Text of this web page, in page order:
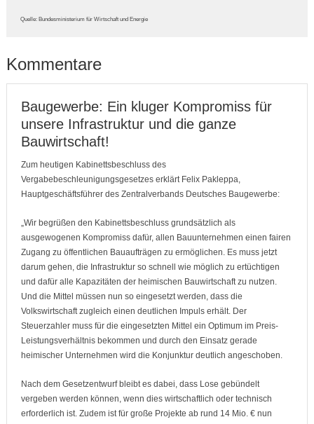
Quelle: Bundesministerium für Wirtschaft und Energie
Kommentare
Baugewerbe: Ein kluger Kompromiss für
unsere Infrastruktur und die ganze
Bauwirtschaft!
Zum heutigen Kabinettsbeschluss des
Vergabebeschleunigungsgesetzes erklärt Felix Pakleppa,
Hauptgeschäftsführer des Zentralverbands Deutsches Baugewerbe:
„Wir begrüßen den Kabinettsbeschluss grundsätzlich als
ausgewogenen Kompromiss dafür, allen Bauunternehmen einen fairen
Zugang zu öffentlichen Bauaufträgen zu ermöglichen. Es muss jetzt
darum gehen, die Infrastruktur so schnell wie möglich zu ertüchtigen
und dafür alle Kapazitäten der heimischen Bauwirtschaft zu nutzen.
Und die Mittel müssen nun so eingesetzt werden, dass die
Volkswirtschaft zugleich einen deutlichen Impuls erhält. Der
Steuerzahler muss für die eingesetzten Mittel ein Optimum im Preis-
Leistungsverhältnis bekommen und durch den Einsatz gerade
heimischer Unternehmen wird die Konjunktur deutlich angeschoben.
Nach dem Gesetzentwurf bleibt es dabei, dass Lose gebündelt
vergeben werden können, wenn dies wirtschaftlich oder technisch
erforderlich ist. Zudem ist für große Projekte ab rund 14 Mio. € nun